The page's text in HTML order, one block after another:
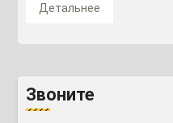
Детальнее
Звоните